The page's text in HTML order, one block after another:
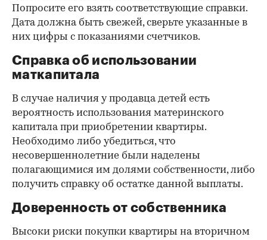
Попросите его взять соответствующие справки.
Дата должна быть свежей, сверьте указанные в
них цифры с показаниями счетчиков.
Справка об использовании
маткапитала
В случае наличия у продавца детей есть
вероятность использования материнского
капитала при приобретении квартиры.
Необходимо либо убедиться, что
несовершеннолетние были наделены
полагающимися им долями собственности, либо
получить справку об остатке данной выплаты.
Доверенность от собственника
Высоки риски покупки квартиры на вторичном